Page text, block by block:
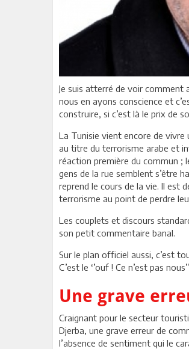
Je suis atterré de voir comment
nous en ayons conscience et
construire, si c’est là le prix de
La Tunisie vient encore de vivre
au titre du terrorisme arabe et
réaction première du commun ;
gens de la rue semblent s’être
reprend le cours de la vie. Il est
terrorisme au point de perdre
Les couplets et discours
son petit commentaire banal.
Sur le plan officiel aussi, c’est
C’est le ‘’ouf ! Ce n’est pas
Une grave
Craignant pour le secteur
Djerba, une grave erreur de
l’absence de sentiment qui le